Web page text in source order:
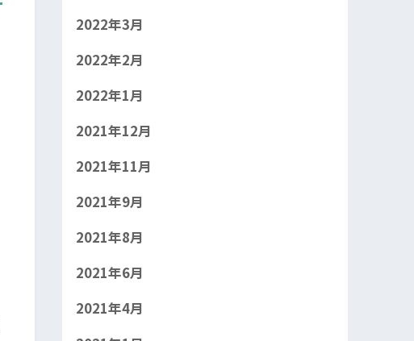
2022年3月
2022年2月
2022年1月
2021年12月
2021年11月
2021年9月
2021年8月
2021年6月
2021年4月